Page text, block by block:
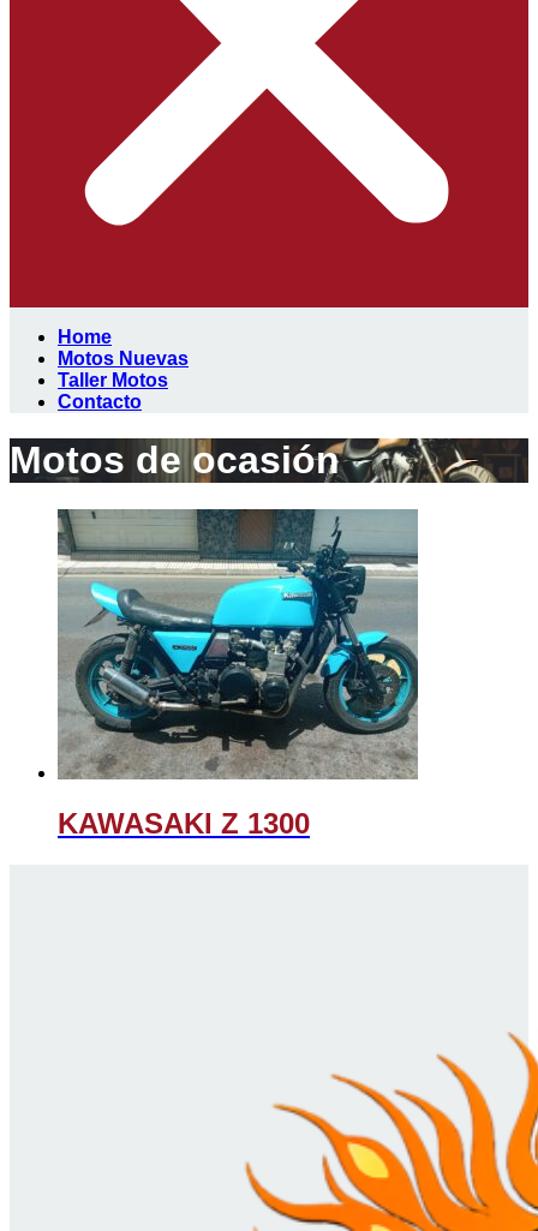
Home
Motos Nuevas
Taller Motos
Contacto
Motos de ocasión
KAWASAKI Z 1300